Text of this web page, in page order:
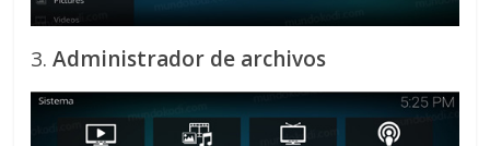
3.Administrador de archivos